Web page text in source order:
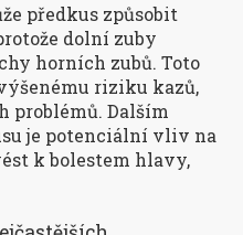
předkus způsobit
dolní zuby
horních zubů. Toto
riziku kazů,
problémů. Dalším
je potenciální vliv na
k bolestem hlavy,